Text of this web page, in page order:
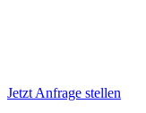
Jetzt Anfrage stellen